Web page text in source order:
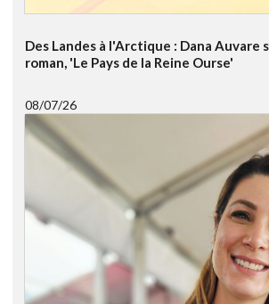
Des Landes à l'Arctique : Dana Auvare
roman, 'Le Pays de la Reine Ourse'
08/07/26